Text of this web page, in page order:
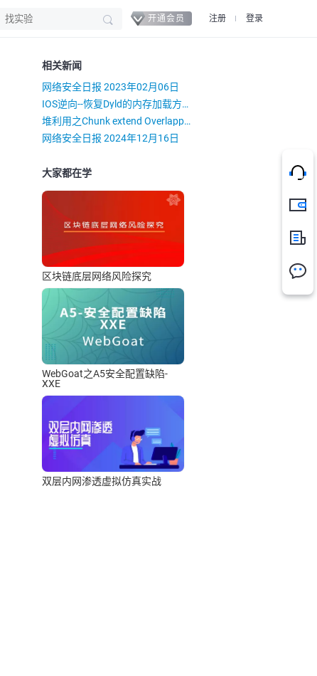
开通会员 注册 登录
相关新闻
网络安全日报 2023年02月06日
IOS逆向--恢复Dyld的内存加载方式
堆利用之Chunk extend Overlapping
网络安全日报 2024年12月16日
大家都在学
区块链底层网络风险探究
WebGoat之A5安全配置缺陷-
XXE
双层内网渗透虚拟仿真实战